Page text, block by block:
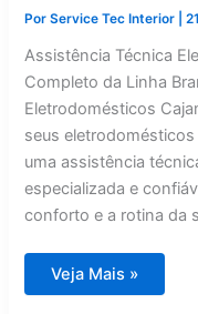
PorService Tec Interior |
Assistência Técnica
Completo da Linha
Eletrodomésticos
seus
uma assistência
especializada e
conforto e a rotina da
Assistência
Técnica
Veja Mais »